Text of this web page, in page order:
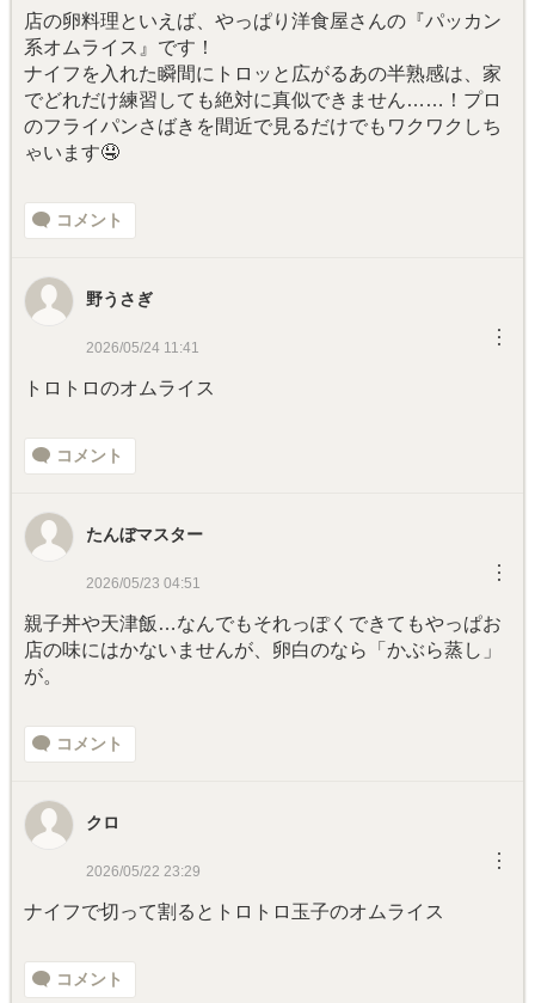
店の卵料理といえば、やっぱり洋食屋さんの『パッカン
系オムライス』です！
ナイフを入れた瞬間にトロッと広がるあの半熟感は、家
でどれだけ練習しても絶対に真似できません……！プロ
のフライパンさばきを間近で見るだけでもワクワクしち
ゃいます🤤
コメント
野うさぎ
2026/05/24 11:41 ︙
トロトロのオムライス
コメント
たんぼマスター
2026/05/23 04:51 ︙
親子丼や天津飯…なんでもそれっぽくできてもやっぱお
店の味にはかないませんが、卵白のなら「かぶら蒸し」
が。
コメント
クロ
2026/05/22 23:29 ︙
ナイフで切って割るとトロトロ玉子のオムライス
コメント